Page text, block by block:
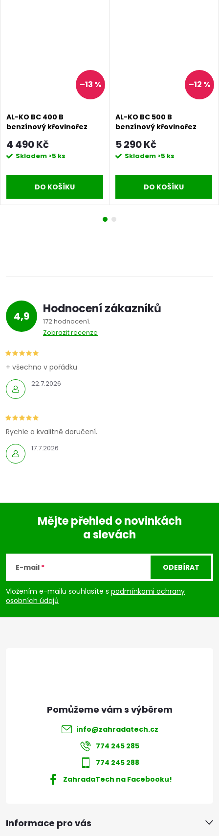
–13 %
AL-KO BC 400 B
benzínový křovinořez
4 490 Kč
Skladem >5 ks
DO KOŠÍKU
–12 %
AL-KO BC 500 B
benzínový křovinořez
5 290 Kč
Skladem >5 ks
DO KOŠÍKU
4,9 Hodnocení zákazníků
172 hodnocení
Zobrazit recenze
22.7.2026
+ všechno v pořádku
17.7.2026
Rychle a kvalitně doručení.
p
a
Mějte přehled o novinkách
a slevách
E-mail
Vložením e-mailu souhlasíte s podmínkami ochrany
osobních údajů
ODEBÍRAT
Informace pro vás
info@zahradatech.cz
774 245 285
774 245 288
ZahradaTech na Facebooku!